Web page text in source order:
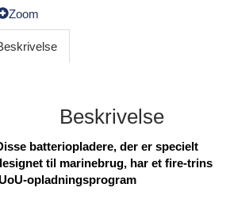
Zoom
Beskrivelse
batteriopladere, der er specielt
til marinebrug, har et fire-trins
opladningsprogram